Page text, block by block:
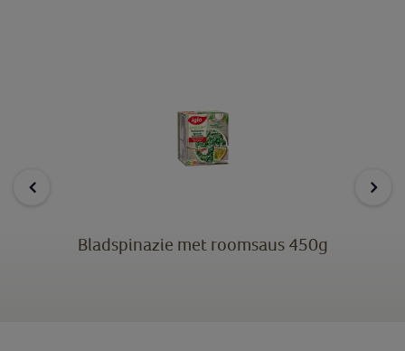
Bladspinazie met roomsaus 450g